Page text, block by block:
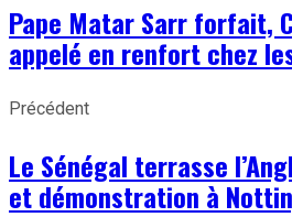
Pape Matar Sarr forfait,
appelé en renfort chez
Précédent
Le Sénégal terrasse
et démonstration à